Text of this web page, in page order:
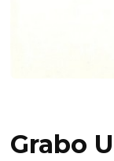
Grabo